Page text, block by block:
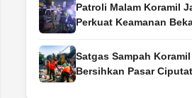
Patroli Malam Koramil
Perkuat Keamanan
Satgas Sampah
Bersihkan Pasar Ciputat